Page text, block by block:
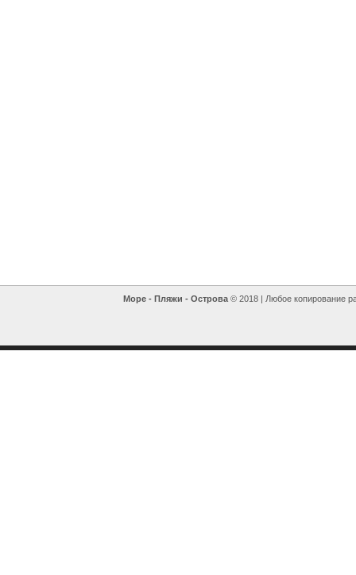
Море - Пляжи - Острова © 2018 | Любое копирование